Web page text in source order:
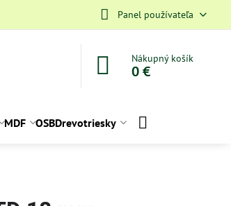
Panel používateľa
Nákupný košík
0 €
MDF OSBDrevotriesky